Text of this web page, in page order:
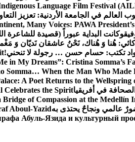
Language Film Festival
في الجامعة الأردنية: تعزيز
Many Voices: PAWA
وكانت البداية عبوراً (قصيدة للشاعرة
هُنا وَ هُناك، نَحْنُ عاشقان نَديّان وَ
تكتب: حسام حسن … رجولة لا تنحني!
in My Dreams”: Cristina Somma’s
Somma… When the Man Who Made
A Poet Returns to the Wellspring
في أفريقياCelebrates the Spirit
Bridge of Compassion at the Medellín
Aboul-Yazid
Абуль-Язида и культурный